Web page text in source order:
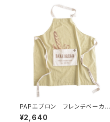
PAPエプロン フレンチベーカリ
ー（FB/69594）
¥2,640